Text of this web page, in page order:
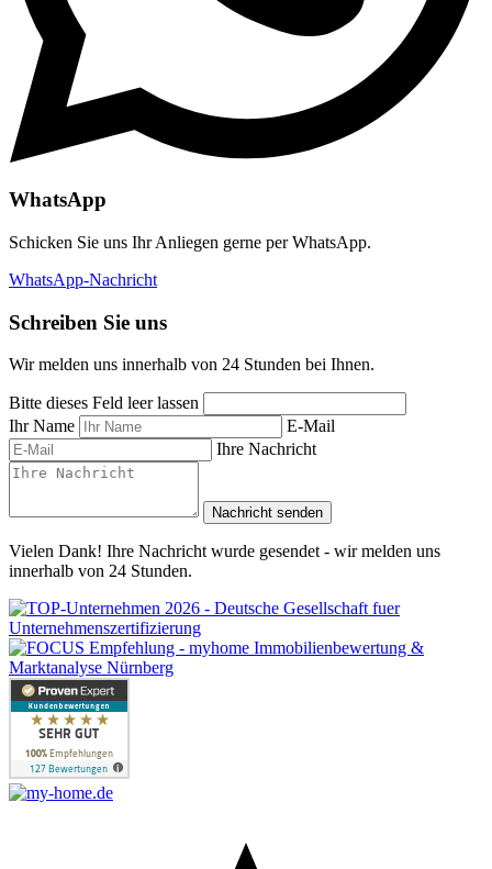
WhatsApp
Schicken Sie uns Ihr Anliegen gerne per WhatsApp.
WhatsApp-Nachricht
Schreiben Sie uns
Wir melden uns innerhalb von 24 Stunden bei Ihnen.
Bitte dieses Feld leer lassen
Ihr Name
E-Mail
Ihre Nachricht
Nachricht senden
Vielen Dank! Ihre Nachricht wurde gesendet - wir melden uns
innerhalb von 24 Stunden.